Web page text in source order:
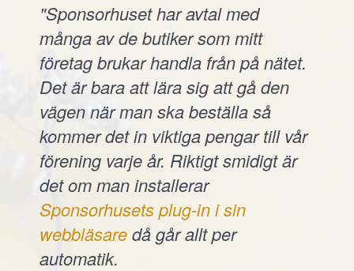
"Sponsorhuset har avtal med
många av de butiker som mitt
företag brukar handla från på nätet.
Det är bara att lära sig att gå den
vägen när man ska beställa så
kommer det in viktiga pengar till vår
förening varje år. Riktigt smidigt är
det om man installerar
Sponsorhusets plug-in i sin
webbläsaredå går allt per
automatik.